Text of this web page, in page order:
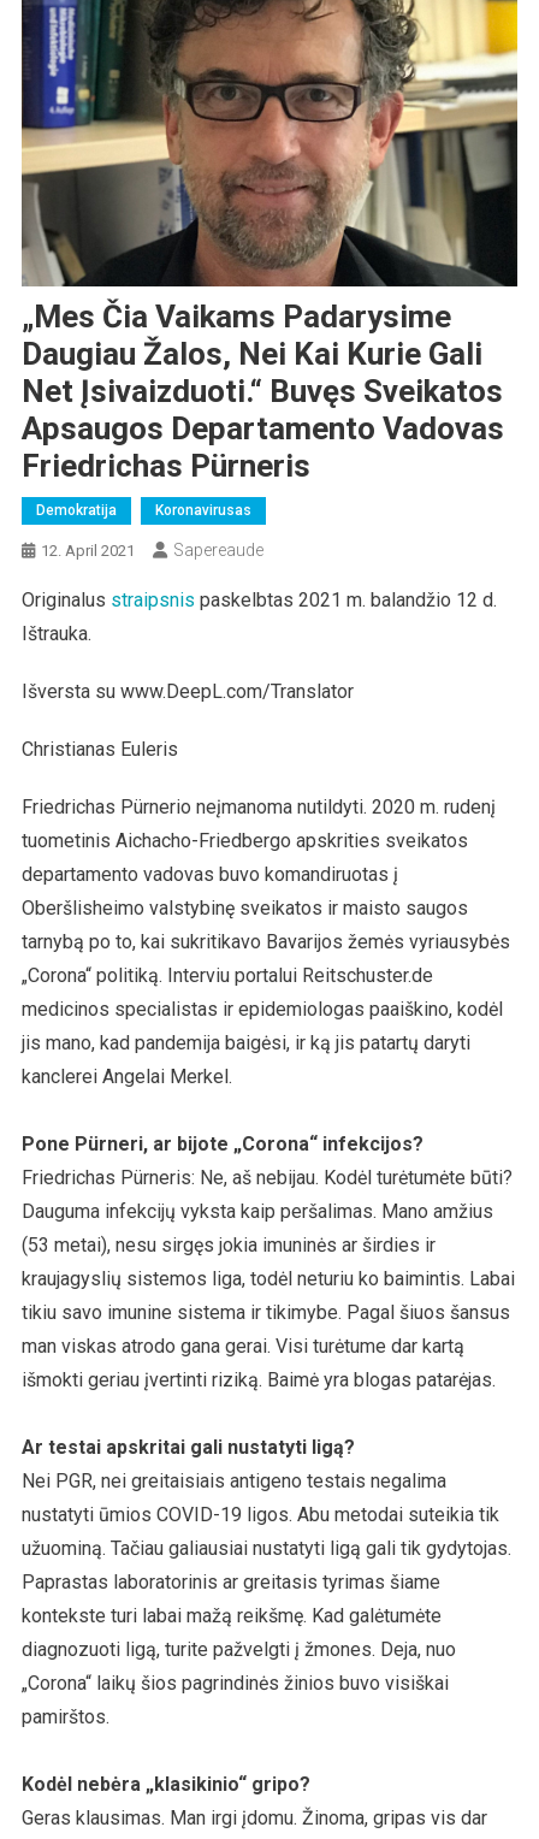
„Mes Čia Vaikams Padarysime
Daugiau Žalos, Nei Kai Kurie Gali
Net Įsivaizduoti.“ Buvęs Sveikatos
Apsaugos Departamento Vadovas
Friedrichas Pürneris
Demokratija Koronavirusas
12. April 2021 Sapereaude
Originalus straipsnis paskelbtas 2021 m. balandžio 12 d.
Ištrauka.
Išversta su www.DeepL.com/Translator
Christianas Euleris
Friedrichas Pürnerio neįmanoma nutildyti. 2020 m. rudenį
tuometinis Aichacho-Friedbergo apskrities sveikatos
departamento vadovas buvo komandiruotas į
Oberšlisheimo valstybinę sveikatos ir maisto saugos
tarnybą po to, kai sukritikavo Bavarijos žemės vyriausybės
„Corona“ politiką. Interviu portalui Reitschuster.de
medicinos specialistas ir epidemiologas paaiškino, kodėl
jis mano, kad pandemija baigėsi, ir ką jis patartų daryti
kanclerei Angelai Merkel.
Pone Pürneri, ar bijote „Corona“ infekcijos?
Friedrichas Pürneris: Ne, aš nebijau. Kodėl turėtumėte būti?
Dauguma infekcijų vyksta kaip peršalimas. Mano amžius
(53 metai), nesu sirgęs jokia imuninės ar širdies ir
kraujagyslių sistemos liga, todėl neturiu ko baimintis. Labai
tikiu savo imunine sistema ir tikimybe. Pagal šiuos šansus
man viskas atrodo gana gerai. Visi turėtume dar kartą
išmokti geriau įvertinti riziką. Baimė yra blogas patarėjas.
Ar testai apskritai gali nustatyti ligą?
Nei PGR, nei greitaisiais antigeno testais negalima
nustatyti ūmios COVID-19 ligos. Abu metodai suteikia tik
užuominą. Tačiau galiausiai nustatyti ligą gali tik gydytojas.
Paprastas laboratorinis ar greitasis tyrimas šiame
kontekste turi labai mažą reikšmę. Kad galėtumėte
diagnozuoti ligą, turite pažvelgti į žmones. Deja, nuo
„Corona“ laikų šios pagrindinės žinios buvo visiškai
pamirštos.
Kodėl nebėra „klasikinio“ gripo?
Geras klausimas. Man irgi įdomu. Žinoma, gripas vis dar